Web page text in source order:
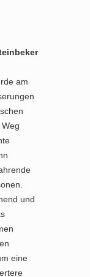
am
und
eine